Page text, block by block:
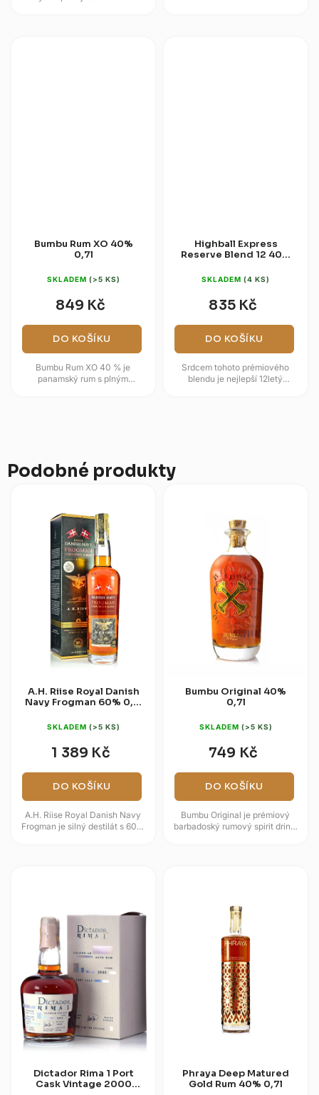
Bumbu Rum XO 40%
0,7l
SKLADEM (>5 KS)
849 Kč
DO KOŠÍKU
Bumbu Rum XO 40 % je
panamský rum s plným
Highball Express
Reserve Blend 12 40%
SKLADEM (4 KS)
835 Kč
DO KOŠÍKU
Srdcem tohoto prémiového
blendu je nejlepší 12letý
Podobné produkty
A.H. Riise Royal Danish
Navy Frogman 60% 0,7l
SKLADEM (>5 KS)
1 389 Kč
DO KOŠÍKU
A.H. Riise Royal Danish Navy
Frogman je silný destilát s 60%
Bumbu Original 40%
0,7l
SKLADEM (>5 KS)
749 Kč
DO KOŠÍKU
Bumbu Original je prémiový
barbadoský rumový spirit drink,
Dictador Rima 1 Port
Cask Vintage 2000
Phraya Deep Matured
Gold Rum 40% 0,7l